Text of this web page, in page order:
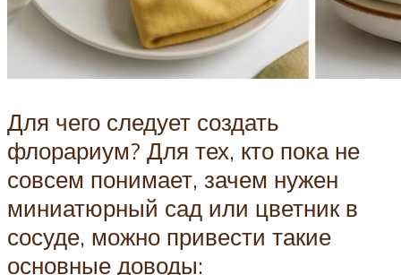
Для чего следует создать
флорариум? Для тех, кто пока не
совсем понимает, зачем нужен
миниатюрный сад или цветник в
сосуде, можно привести такие
основные доводы: